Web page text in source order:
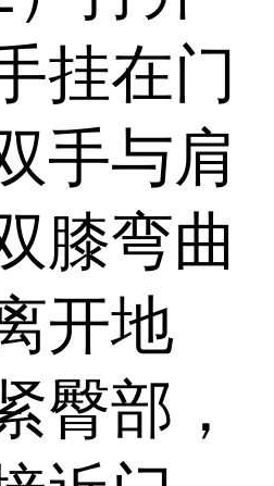
挂在门
手与肩
膝弯曲
开地
臀部，